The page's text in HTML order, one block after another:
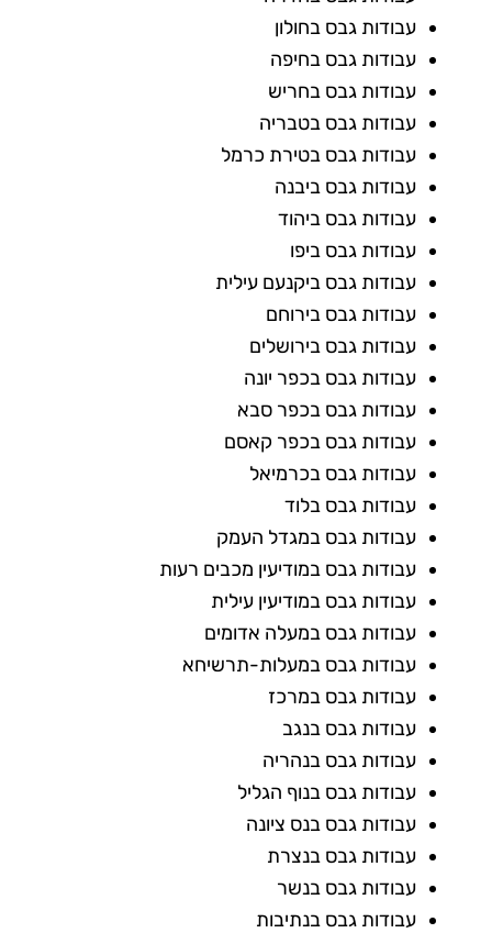
עבודות גבס בחולון
עבודות גבס בחיפה
עבודות גבס בחריש
עבודות גבס בטבריה
עבודות גבס בטירת כרמל
עבודות גבס ביבנה
עבודות גבס ביהוד
עבודות גבס ביפו
עבודות גבס ביקנעם עילית
עבודות גבס בירוחם
עבודות גבס בירושלים
עבודות גבס בכפר יונה
עבודות גבס בכפר סבא
עבודות גבס בכפר קאסם
עבודות גבס בכרמיאל
עבודות גבס בלוד
עבודות גבס במגדל העמק
עבודות גבס במודיעין מכבים רעות
עבודות גבס במודיעין עילית
עבודות גבס במעלה אדומים
עבודות גבס במעלות-תרשיחא
עבודות גבס במרכז
עבודות גבס בנגב
עבודות גבס בנהריה
עבודות גבס בנוף הגליל
עבודות גבס בנס ציונה
עבודות גבס בנצרת
עבודות גבס בנשר
עבודות גבס בנתיבות